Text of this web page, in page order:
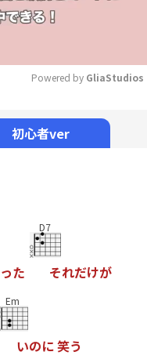
Powered by GliaStudios
初心者ver
った
D7
それだけが
Em
いのに笑う